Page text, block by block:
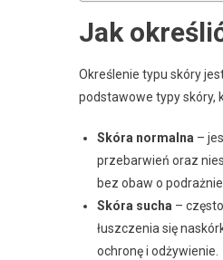
Jak
Określenie typu skóry
podstawowe typy skóry,
Skóra normalna –
przebarwień oraz
bez obaw o
Skóra sucha –
łuszczenia się
ochronę i odżywienie.